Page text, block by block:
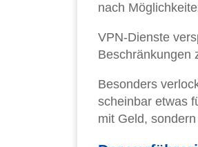
nach
VPN-Dienste
Beschränkungen
Besonders
scheinbar etwas
mit Geld,